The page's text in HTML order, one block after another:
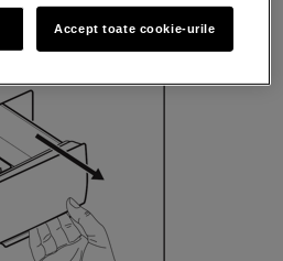
Accept toate cookie-urile